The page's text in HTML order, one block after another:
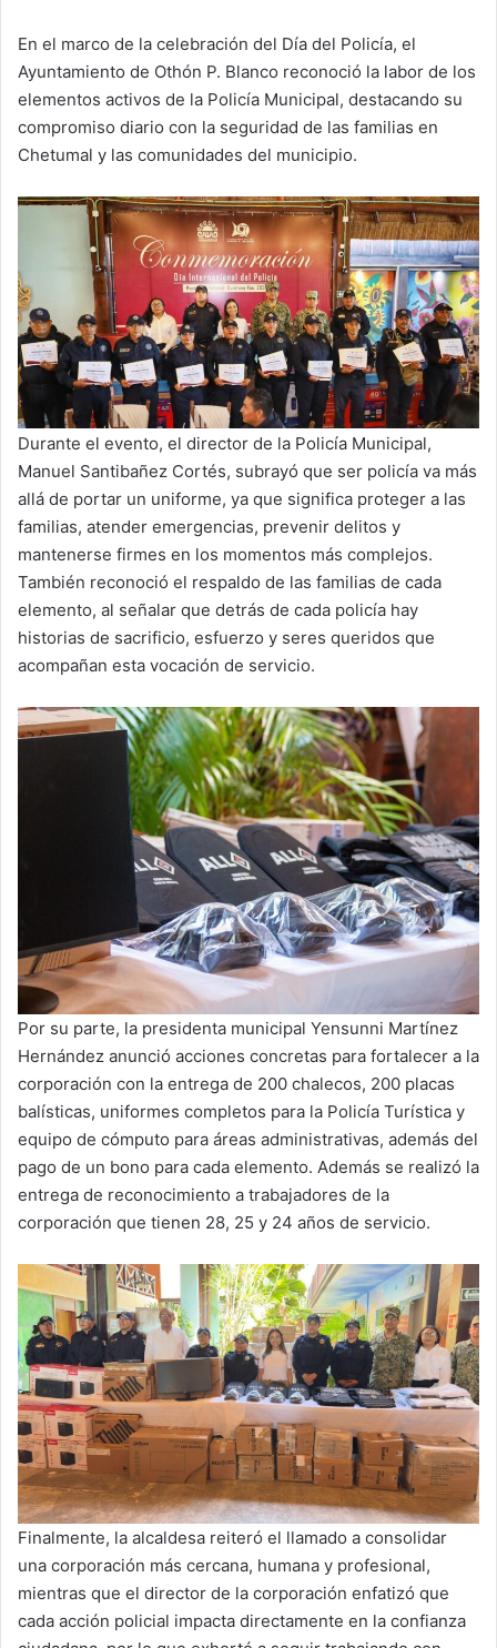
En el marco de la celebración del Día del Policía, el
Ayuntamiento de Othón P. Blanco reconoció la labor de los
elementos activos de la Policía Municipal, destacando su
compromiso diario con la seguridad de las familias en
Chetumal y las comunidades del municipio.
Durante el evento, el director de la Policía Municipal,
Manuel Santibañez Cortés, subrayó que ser policía va más
allá de portar un uniforme, ya que significa proteger a las
familias, atender emergencias, prevenir delitos y
mantenerse firmes en los momentos más complejos.
También reconoció el respaldo de las familias de cada
elemento, al señalar que detrás de cada policía hay
historias de sacrificio, esfuerzo y seres queridos que
acompañan esta vocación de servicio.
Por su parte, la presidenta municipal Yensunni Martínez
Hernández anunció acciones concretas para fortalecer a la
corporación con la entrega de 200 chalecos, 200 placas
balísticas, uniformes completos para la Policía Turística y
equipo de cómputo para áreas administrativas, además del
pago de un bono para cada elemento. Además se realizó la
entrega de reconocimiento a trabajadores de la
corporación que tienen 28, 25 y 24 años de servicio.
Finalmente, la alcaldesa reiteró el llamado a consolidar
una corporación más cercana, humana y profesional,
mientras que el director de la corporación enfatizó que
cada acción policial impacta directamente en la confianza